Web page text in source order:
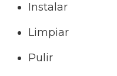
Instalar
Limpiar
Pulir